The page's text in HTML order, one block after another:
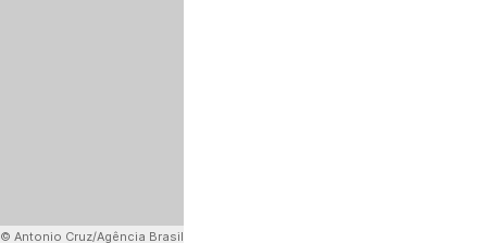
© Antonio Cruz/Agência Brasil